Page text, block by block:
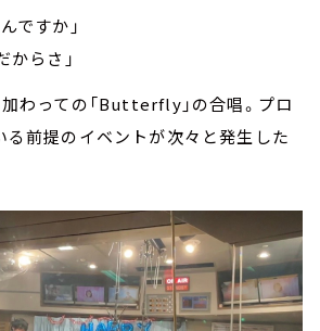
ですか」
からさ」
わっての「Butterfly」の合唱。プロ
る前提のイベントが次々と発生した